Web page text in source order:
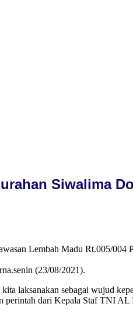
Siwalima
Lembah Madu Rt.005/004
(23/08/2021).
laksanakan sebagai wujud
perintah dari Kepala Staf TNI